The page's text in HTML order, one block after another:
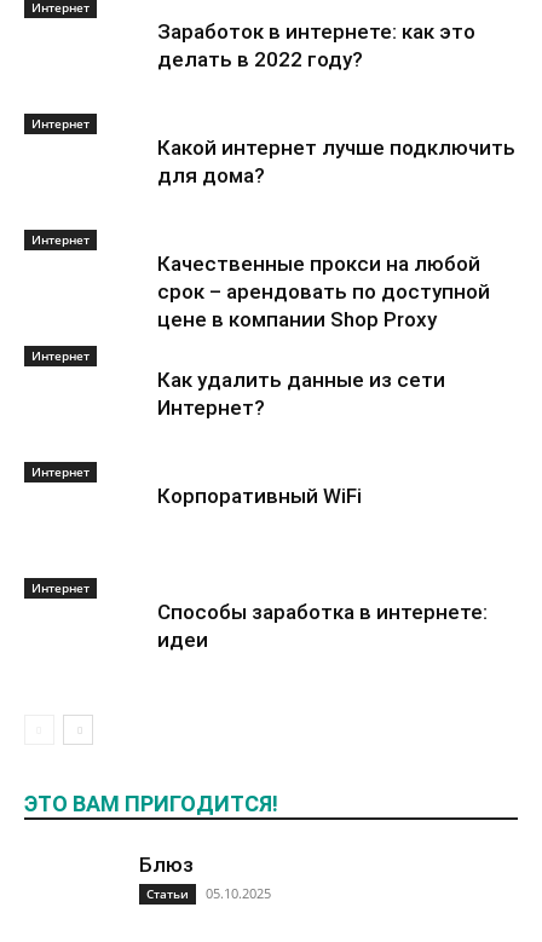
Интернет
Заработок в интернете: как это
делать в 2022 году?
Интернет
Какой интернет лучше подключить
для дома?
Интернет
Качественные прокси на любой
срок – арендовать по доступной
цене в компании Shop Proxy
Интернет
Как удалить данные из сети
Интернет?
Интернет
Корпоративный WiFi
Интернет
Способы заработка в интернете:
идеи
ЭТО ВАМ ПРИГОДИТСЯ!
Блюз
Статьи 05.10.2025